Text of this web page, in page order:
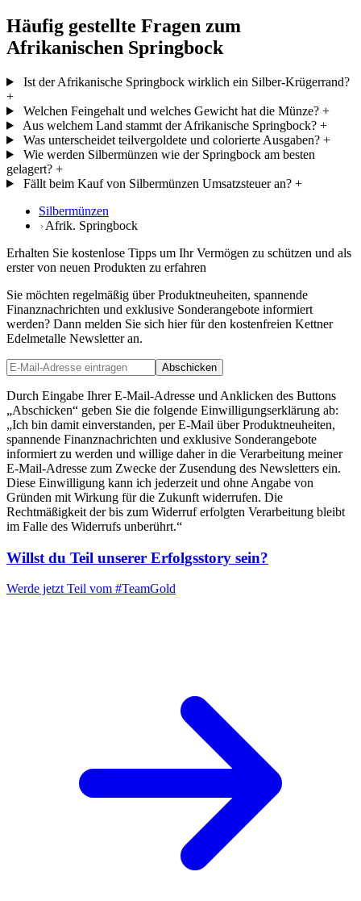
Häufig gestellte Fragen zum
Afrikanischen Springbock
Ist der Afrikanische Springbock wirklich ein Silber-Krügerrand?
+
Welchen Feingehalt und welches Gewicht hat die Münze? +
Aus welchem Land stammt der Afrikanische Springbock? +
Was unterscheidet teilvergoldete und colorierte Ausgaben? +
Wie werden Silbermünzen wie der Springbock am besten
gelagert? +
Fällt beim Kauf von Silbermünzen Umsatzsteuer an? +
Silbermünzen
Afrik. Springbock
Erhalten Sie kostenlose Tipps um Ihr Vermögen zu schützen und als
erster von neuen Produkten zu erfahren
Sie möchten regelmäßig über Produktneuheiten, spannende
Finanznachrichten und exklusive Sonderangebote informiert
werden? Dann melden Sie sich hier für den kostenfreien Kettner
Edelmetalle Newsletter an.
Abschicken
Durch Eingabe Ihrer E-Mail-Adresse und Anklicken des Buttons
„Abschicken“ geben Sie die folgende Einwilligungserklärung ab:
„Ich bin damit einverstanden, per E-Mail über Produktneuheiten,
spannende Finanznachrichten und exklusive Sonderangebote
informiert zu werden und willige daher in die Verarbeitung meiner
E-Mail-Adresse zum Zwecke der Zusendung des Newsletters ein.
Diese Einwilligung kann ich jederzeit und ohne Angabe von
Gründen mit Wirkung für die Zukunft widerrufen. Die
Rechtmäßigkeit der bis zum Widerruf erfolgten Verarbeitung bleibt
im Falle des Widerrufs unberührt.“
Willst du Teil unserer Erfolgsstory sein?
Werde jetzt Teil vom #TeamGold